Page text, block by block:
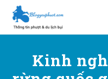
Menu
Skip
main
qua
primary
Hướng
phượt,
du
Kinh